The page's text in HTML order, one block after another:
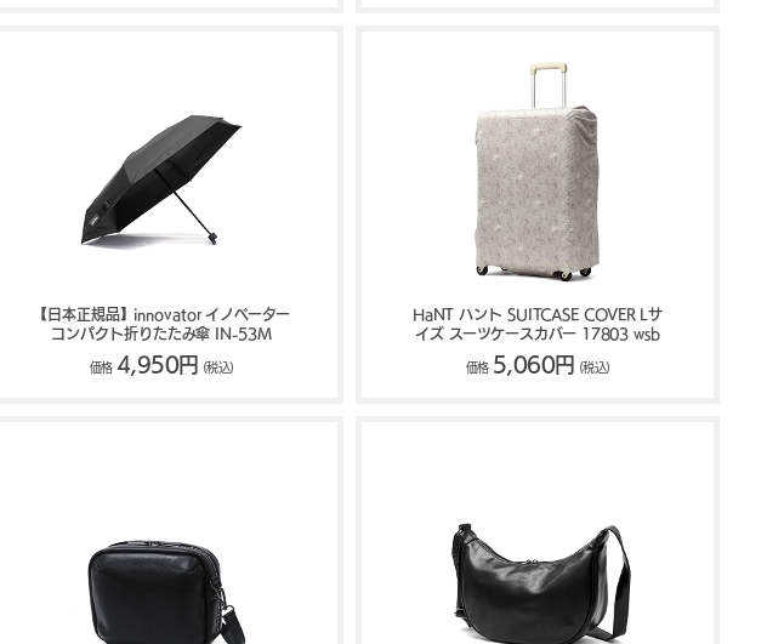
【日本正規品】innovator イノベーター
コンパクト折りたたみ傘 IN-53M
価格 4,950円 (税込)
HaNT ハント SUITCASE COVER Lサ
イズ スーツケースカバー 17803 wsb
価格 5,060円 (税込)